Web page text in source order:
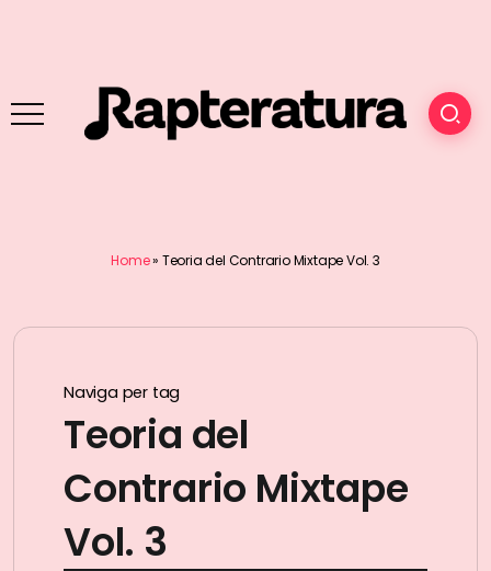
Home» Teoria del Contrario Mixtape Vol. 3
Naviga per tag
Teoria del
Contrario Mixtape
Vol. 3